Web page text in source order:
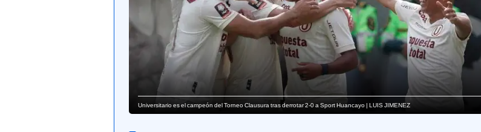
Universitario es el campeón del Torneo Clausura tras derrotar 2-0 a Sport Huancayo | LUIS JIMENEZ